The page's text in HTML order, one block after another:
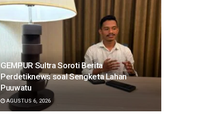
GEMPUR Sultra Soroti Berita
Perdetiknews soal Sengketa Lahan
Puuwatu
AGUSTUS 6, 2026